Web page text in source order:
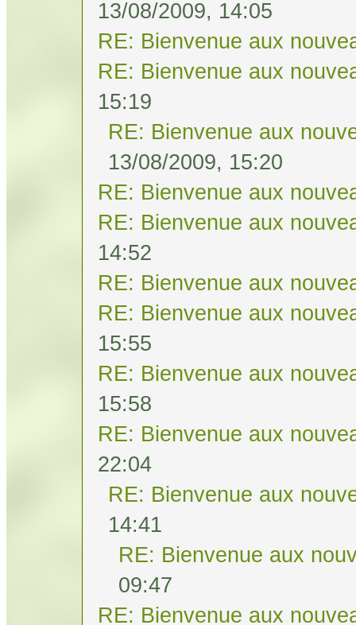
13/08/2009, 14:05
RE: Bienvenue aux
RE: Bienvenue aux
15:19
RE: Bienvenue aux
13/08/2009, 15:20
RE: Bienvenue aux
RE: Bienvenue aux
14:52
RE: Bienvenue aux
RE: Bienvenue aux
15:55
RE: Bienvenue aux
15:58
RE: Bienvenue aux
22:04
RE: Bienvenue aux
14:41
RE: Bienvenue aux
09:47
RE: Bienvenue aux